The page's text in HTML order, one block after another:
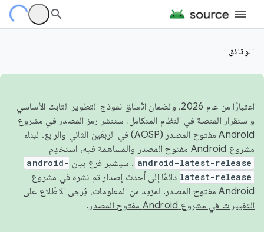
الوثائق
اعتبارًا من عام 2026، ولضمان اتّساق نموذج التطوير الثابت الأساسي
واستقرار المنصة في النظام المتكامل، سننشر رمز المصدر في مشروع
Android مفتوح المصدر (AOSP) في الربعَين الثاني والرابع. لبناء
مشروع Android مفتوح المصدر والمساهمة فيه، استخدِم
android-latest-release . سيشير فرع بيان android-
latest-release دائمًا إلى أحدث إصدار تم نشره في مشروع
Android مفتوح المصدر. لمزيد من المعلومات، يُرجى الاطّلاع على
التغييرات في مشروع Android مفتوح المصدر
.